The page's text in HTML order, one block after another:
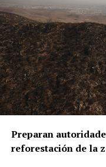
Preparan
reforestación de la